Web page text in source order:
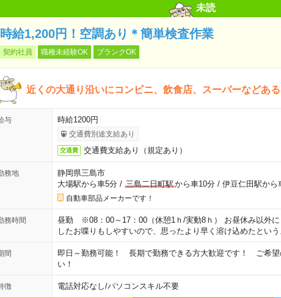
未読
時給1,200円！空調あり＊簡単検査作業
契約社員 職種未経験OK ブランクOK
近くの大通り沿いにコンビニ、飲食店、スーパーなどあ
与 時給1200円
交通費別途支給あり
交通費 交通費支給あり（規定あり）
務地
静岡県三島市
大場駅から車5分/ 三島二日町駅から車10分/ 伊豆仁田駅から
自動車部品メーカーです！
務時間
昼勤 ※08：00～17：00（休憩1ｈ/実動8ｈ） お昼休み以外に
したお喋りもしやすいので、思ったより早く溶け込めたとい
間
即日～勤務可能！ 長期で勤務できる方大歓迎です！ ご希望
い！
徴 電話対応なし/パソコンスキル不要